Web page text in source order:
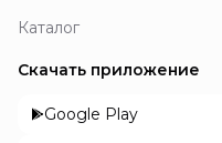
Каталог
Скачать приложение
Google Play